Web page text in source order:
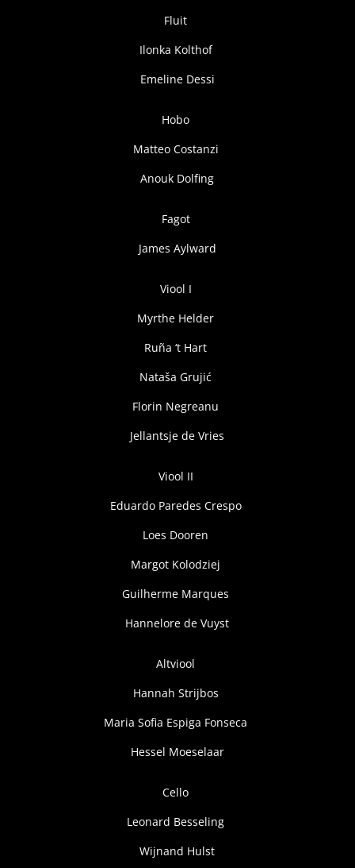
Fluit
Ilonka Kolthof
Emeline Dessi
Hobo
Matteo Costanzi
Anouk Dolfing
Fagot
James Aylward
Viool I
Myrthe Helder
Ruña ‘t Hart
Nataša Grujić
Florin Negreanu
Jellantsje de Vries
Viool II
Eduardo Paredes Crespo
Loes Dooren
Margot Kolodziej
Guilherme Marques
Hannelore de Vuyst
Altviool
Hannah Strijbos
Maria Sofia Espiga Fonseca
Hessel Moeselaar
Cello
Leonard Besseling
Wijnand Hulst